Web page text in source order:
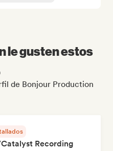
le gusten estos
de Bonjour Production
Recording